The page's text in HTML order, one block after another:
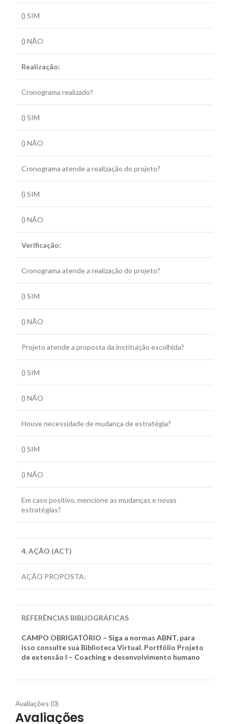
() SIM
() NÃO
Realização:
Cronograma realizado?
() SIM
() NÃO
Cronograma atende a realização do projeto?
() SIM
() NÃO
Verificação:
Cronograma atende a realização do projeto?
() SIM
() NÃO
Projeto atende a proposta da instituição escolhida?
() SIM
() NÃO
Houve necessidade de mudança de estratégia?
() SIM
() NÃO
Em caso positivo, mencione as mudanças e novas
estratégias?
4. AÇÃO (ACT)
AÇÃO PROPOSTA:
REFERÊNCIAS BIBLIOGRÁFICAS
CAMPO OBRIGATÓRIO – Siga a normas ABNT, para
isso consulte sua Biblioteca Virtual. Portfólio Projeto
de extensão I – Coaching e desenvolvimento humano
Avaliações (0)
Avaliações